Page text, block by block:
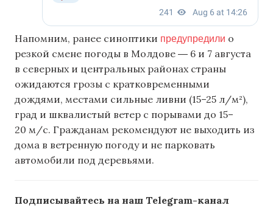
Напомним, ранее синоптики предупредили о
резкой смене погоды в Молдове ― 6 и 7 августа
в северных и центральных районах страны
ожидаются грозы с кратковременными
дождями, местами сильные ливни (15–25 л/м²),
град и шквалистый ветер с порывами до 15–
20 м/с. Гражданам рекомендуют не выходить из
дома в ветренную погоду и не парковать
автомобили под деревьями.
Подписывайтесь на наш Telegram-канал